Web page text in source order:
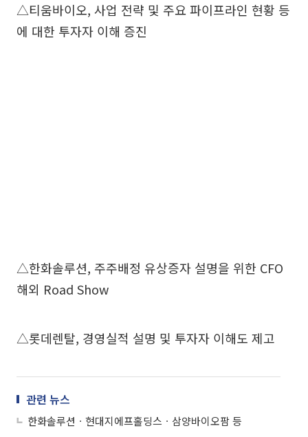
△티움바이오, 사업 전략 및 주요 파이프라인 현황 등
에 대한 투자자 이해 증진
△한화솔루션, 주주배정 유상증자 설명을 위한 CFO
해외 Road Show
△롯데렌탈, 경영실적 설명 및 투자자 이해도 제고
관련 뉴스
한화솔루션ㆍ현대지에프홀딩스ㆍ삼양바이오팜 등